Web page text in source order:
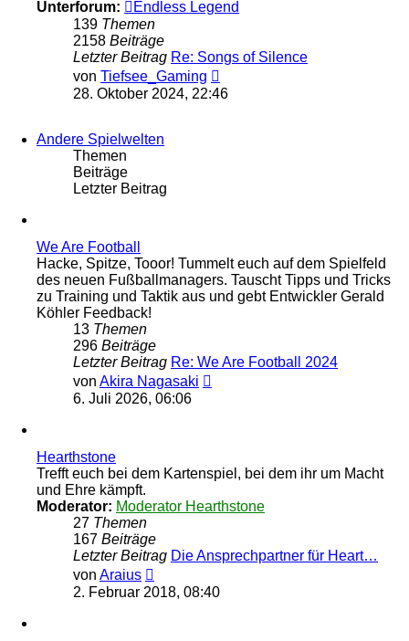
Unterforum:
Endless Legend
139 Themen
2158 Beiträge
Letzter Beitrag Re: Songs of Silence
von Tiefsee_Gaming
Beitrag
28. Oktober 2024, 22:46
Andere Spielwelten
Themen
Beiträge
Letzter Beitrag
We Are Football
Hacke, Spitze, Tooor! Tummelt euch auf dem Spielfeld
des neuen Fußballmanagers. Tauscht Tipps und Tricks
zu Training und Taktik aus und gebt Entwickler Gerald
Köhler Feedback!
13 Themen
296 Beiträge
Letzter Beitrag Re: We Are Football 2024
von Akira Nagasaki
6. Juli 2026, 06:06
Hearthstone
Trefft euch bei dem Kartenspiel, bei dem ihr um Macht
und Ehre kämpft.
Moderator: Moderator Hearthstone
27 Themen
167 Beiträge
Letzter Beitrag Die Ansprechpartner für Heart…
von Araius
Beitrag
2. Februar 2018, 08:40